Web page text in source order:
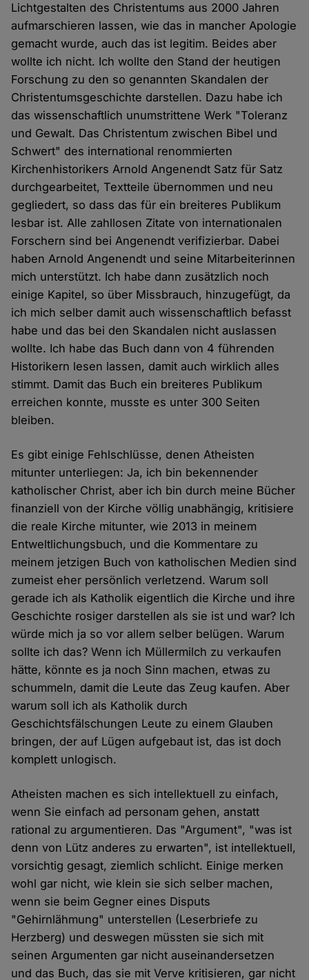
Lichtgestalten des Christentums aus 2000 Jahren
aufmarschieren lassen, wie das in mancher Apologie
gemacht wurde, auch das ist legitim. Beides aber
wollte ich nicht. Ich wollte den Stand der heutigen
Forschung zu den so genannten Skandalen der
Christentumsgeschichte darstellen. Dazu habe ich
das wissenschaftlich unumstrittene Werk "Toleranz
und Gewalt. Das Christentum zwischen Bibel und
Schwert" des international renommierten
Kirchenhistorikers Arnold Angenendt Satz für Satz
durchgearbeitet, Textteile übernommen und neu
gegliedert, so dass das für ein breiteres Publikum
lesbar ist. Alle zahllosen Zitate von internationalen
Forschern sind bei Angenendt verifizierbar. Dabei
haben Arnold Angenendt und seine Mitarbeiterinnen
mich unterstützt. Ich habe dann zusätzlich noch
einige Kapitel, so über Missbrauch, hinzugefügt, da
ich mich selber damit auch wissenschaftlich befasst
habe und das bei den Skandalen nicht auslassen
wollte. Ich habe das Buch dann von 4 führenden
Historikern lesen lassen, damit auch wirklich alles
stimmt. Damit das Buch ein breiteres Publikum
erreichen konnte, musste es unter 300 Seiten
bleiben.
Es gibt einige Fehlschlüsse, denen Atheisten
mitunter unterliegen: Ja, ich bin bekennender
katholischer Christ, aber ich bin durch meine Bücher
finanziell von der Kirche völlig unabhängig, kritisiere
die reale Kirche mitunter, wie 2013 in meinem
Entweltlichungsbuch, und die Kommentare zu
meinem jetzigen Buch von katholischen Medien sind
zumeist eher persönlich verletzend. Warum soll
gerade ich als Katholik eigentlich die Kirche und ihre
Geschichte rosiger darstellen als sie ist und war? Ich
würde mich ja so vor allem selber belügen. Warum
sollte ich das? Wenn ich Müllermilch zu verkaufen
hätte, könnte es ja noch Sinn machen, etwas zu
schummeln, damit die Leute das Zeug kaufen. Aber
warum soll ich als Katholik durch
Geschichtsfälschungen Leute zu einem Glauben
bringen, der auf Lügen aufgebaut ist, das ist doch
komplett unlogisch.
Atheisten machen es sich intellektuell zu einfach,
wenn Sie einfach ad personam gehen, anstatt
rational zu argumentieren. Das "Argument", "was ist
denn von Lütz anderes zu erwarten", ist intellektuell,
vorsichtig gesagt, ziemlich schlicht. Einige merken
wohl gar nicht, wie klein sie sich selber machen,
wenn sie beim Gegner eines Disputs
"Gehirnlähmung" unterstellen (Leserbriefe zu
Herzberg) und deswegen müssten sie sich mit
seinen Argumenten gar nicht auseinandersetzen
und das Buch, das sie mit Verve kritisieren, gar nicht